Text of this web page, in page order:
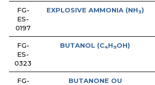
FG-
ES-
0197
EXPLOSIVE AMMONIA (NH3)
FG-
ES-
0323
BUTANOL (C4H9OH)
FG-
BUTANONE OU